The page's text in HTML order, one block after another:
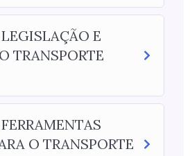
E
TRANSPORTE
O TRANSPORTE